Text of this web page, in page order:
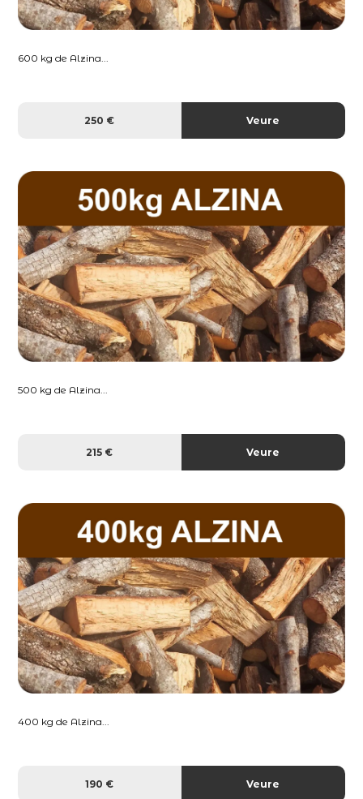
600 kg de Alzina...
250 € Veure
500 kg de Alzina...
215 € Veure
400 kg de Alzina...
190 € Veure